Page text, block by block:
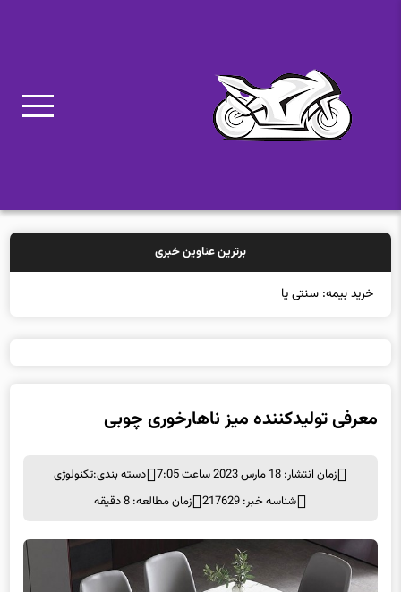
برترین عناوین خبری
خرید بیمه: سنتی یا آنلاین؟ ک
معرفی تولیدکننده میز ناهارخوری چوبی
زمان انتشار: 18 مارس 2023 ساعت 7:05 دسته بندی:تکنولوژی
شناسه خبر: 217629
زمان مطالعه: 8 دقیقه